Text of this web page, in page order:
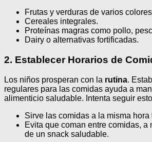
Frutas y verduras de varios
Cereales integrales.
Proteínas magras como pollo,
Dairy o alternativas fortificadas.
2. Establecer Horarios de
Los niños prosperan con la rutina.
regulares para las comidas ayuda a
alimenticio saludable. Intenta seguir
Sirve las comidas a la misma hora
Evita que coman entre comidas, a
de un snack saludable.